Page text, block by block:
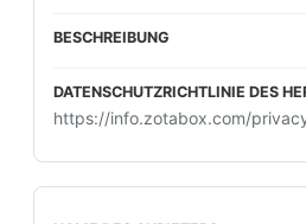
https://info.zotabox.com/